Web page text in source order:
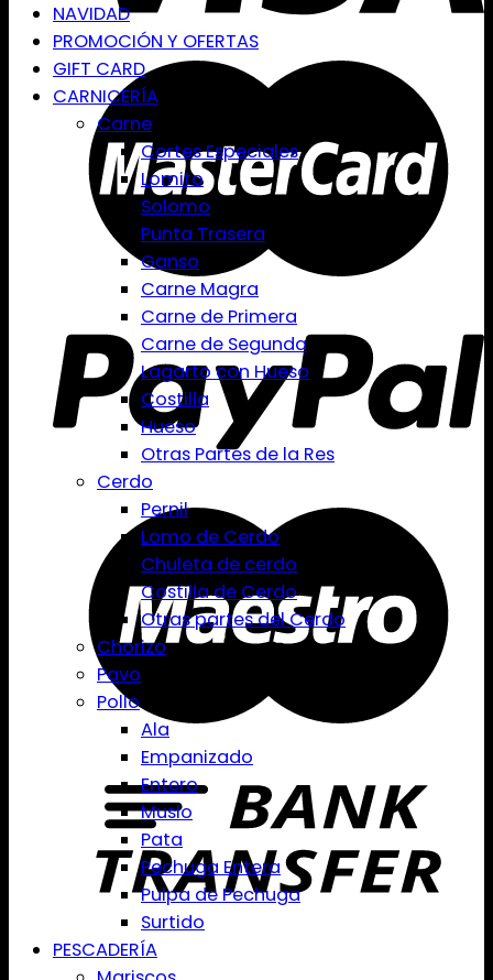
NAVIDAD
PROMOCIÓN Y OFERTAS
GIFT CARD
CARNICERÍA
Carne
Cortes Especiales
Lomito
Solomo
Punta Trasera
Ganso
Carne Magra
Carne de Primera
Carne de Segunda
Lagarto con Hueso
Costilla
Hueso
Otras Partes de la Res
Cerdo
Pernil
Lomo de Cerdo
Chuleta de cerdo
Costilla de Cerdo
Otras partes del Cerdo
Chorizo
Pavo
Pollo
Ala
Empanizado
Entero
Muslo
Pata
Pechuga Entera
Pulpa de Pechuga
Surtido
PESCADERÍA